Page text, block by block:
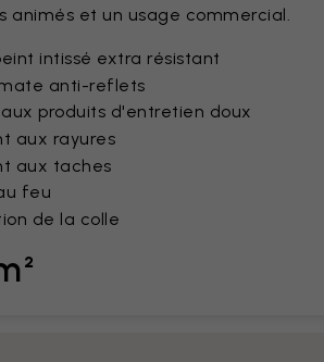
animés et un usage commercial.
intissé extra résistant
anti-reflets
produits d'entretien doux
aux rayures
aux taches
feu
de la colle